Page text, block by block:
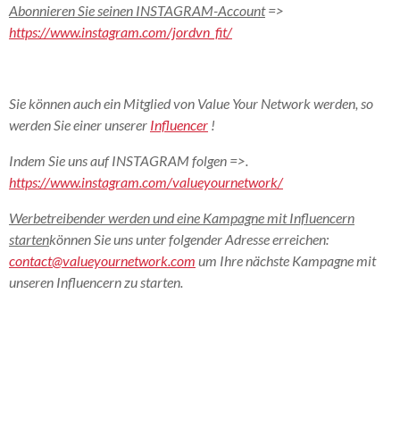
Abonnieren Sie seinen INSTAGRAM-Account=>
https://www.instagram.com/jordvn_fit/
Sie können auch ein Mitglied von Value Your Network werden, so
werden Sie einer unserer Influencer !
Indem Sie uns auf INSTAGRAM folgen =>.
https://www.instagram.com/valueyournetwork/
Werbetreibender werden und eine Kampagne mit Influencern
startenkönnen Sie uns unter folgender Adresse erreichen:
contact@valueyournetwork.com um Ihre nächste Kampagne mit
unseren Influencern zu starten.